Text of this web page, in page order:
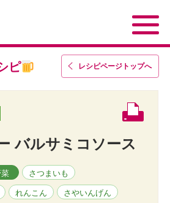
レシピページトップへ
ピ
バルサミコソース
菜 さつまいも
れんこん さやいんげん